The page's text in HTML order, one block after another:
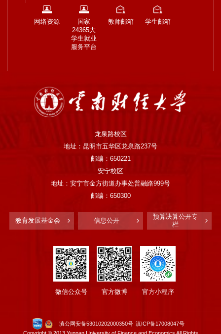
网络资源
国家
24365大
学生就业
服务平台
教师邮箱 学生邮箱
龙泉路校区
地址：昆明市五华区龙泉路237号
邮编：650221
安宁校区
地址：安宁市金方街道办事处普融路999号
邮编：650300
教育发展基金会 信息公开
预算决算公开专
栏
微信公众号 官方微博 官方小程序
滇公网安备53010202000350号 滇ICP备17008047号